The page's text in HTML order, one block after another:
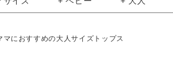
マにおすすめの大人サイズトップス